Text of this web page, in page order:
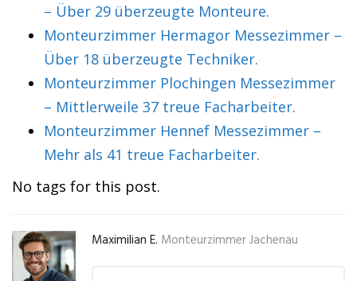
– Über 29 überzeugte Monteure.
Monteurzimmer Hermagor Messezimmer –
Über 18 überzeugte Techniker.
Monteurzimmer Plochingen Messezimmer
– Mittlerweile 37 treue Facharbeiter.
Monteurzimmer Hennef Messezimmer –
Mehr als 41 treue Facharbeiter.
No tags for this post.
Maximilian E. Monteurzimmer Jachenau